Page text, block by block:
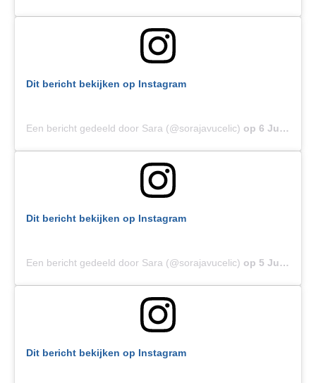
Dit bericht bekijken op Instagram
Een bericht gedeeld door Sara (@sorajavucelic) op 6 Jul 2019 om 4:28 (PDT)
Dit bericht bekijken op Instagram
Een bericht gedeeld door Sara (@sorajavucelic) op 5 Jul 2019 om 10:02 (PDT)
Dit bericht bekijken op Instagram